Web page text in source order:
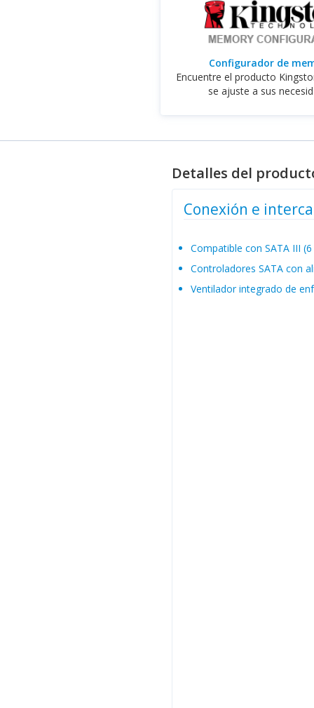
Configurador de
Encuentre el producto
se ajuste a sus
Detalles del
Conexión e
Compatible con SATA III
Controladores SATA con
Ventilador integrado de